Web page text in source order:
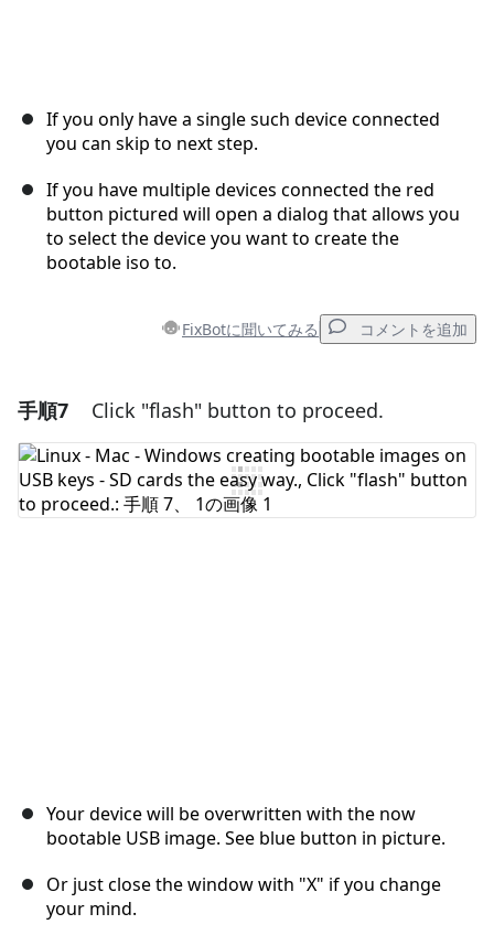
If you only have a single such device connected
you can skip to next step.
If you have multiple devices connected the red
button pictured will open a dialog that allows you
to select the device you want to create the
bootable iso to.
FixBotに聞いてみる コメントを追加
コメントを追加
コメントを追加
手順7 Click "flash" button to proceed.
Your device will be overwritten with the now
bootable USB image. See blue button in picture.
Or just close the window with "X" if you change
your mind.